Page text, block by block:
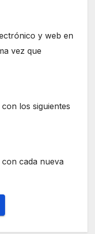
y web en
vez que
los siguientes
cada nueva